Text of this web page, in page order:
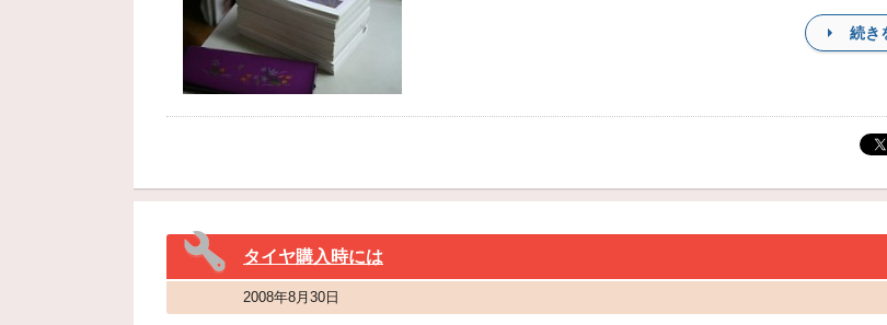
続き
タイヤ購入時には
2008年8月30日